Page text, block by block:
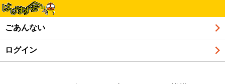
ごあんない
ログイン